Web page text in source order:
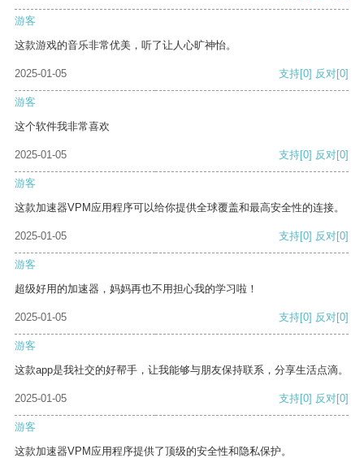
游客
这款游戏的音乐非常优美，听了让人心旷神怡。
2025-01-05 支持[0] 反对[0]
游客
这个软件我非常喜欢
2025-01-05 支持[0] 反对[0]
游客
这款加速器VPM应用程序可以给你提供全球覆盖和最高安全性的连接。
2025-01-05 支持[0] 反对[0]
游客
超级好用的加速器，妈妈再也不用担心我的学习啦！
2025-01-05 支持[0] 反对[0]
游客
这款app是我社交的好帮手，让我能够与朋友保持联系，分享生活点滴。
2025-01-05 支持[0] 反对[0]
游客
这款加速器VPM应用程序提供了顶级的安全性和隐私保护。